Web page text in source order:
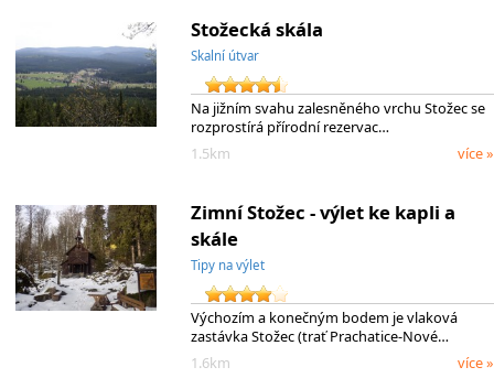
Stožecká skála
Skalní útvar
Na jižním svahu zalesněného vrchu Stožec se
rozprostírá přírodní rezervac…
1.5km
více »
Zimní Stožec - výlet ke kapli a
skále
Tipy na výlet
Výchozím a konečným bodem je vlaková
zastávka Stožec (trať Prachatice-Nové…
1.6km
více »